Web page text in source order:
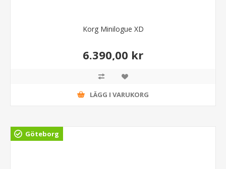
Korg Minilogue XD
6.390,00 kr
LÄGG I VARUKORG
Göteborg